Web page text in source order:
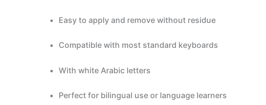
Easy to apply and remove without residue
Compatible with most standard keyboards
With white Arabic letters
Perfect for bilingual use or language learners